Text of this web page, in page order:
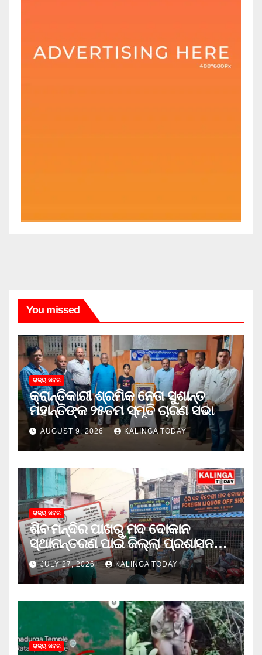
You missed
ରାଜ୍ୟ ଖବର
କ୍ରାନ୍ତିକାରୀ ଶ୍ରମିକ ନେତା ସୁଶାନ୍ତ
ମହାନ୍ତିଙ୍କ ୨୫ତମ ସ୍ମୃତି ଚାରଣ ସଭା
AUGUST 9, 2026 KALINGA TODAY
ରାଜ୍ୟ ଖବର
ଶିବ ମନ୍ଦିର ପାଖରୁ ମଦ ଦୋକାନ
ସ୍ଥାନାନ୍ତରଣ ପାଇଁ ଜିଲ୍ଲା ପ୍ରଶାସନକୁ
ଦାବି କଲେ ଅନିଲ
JULY 27, 2026 KALINGA TODAY
ରାଜ୍ୟ ଖବର